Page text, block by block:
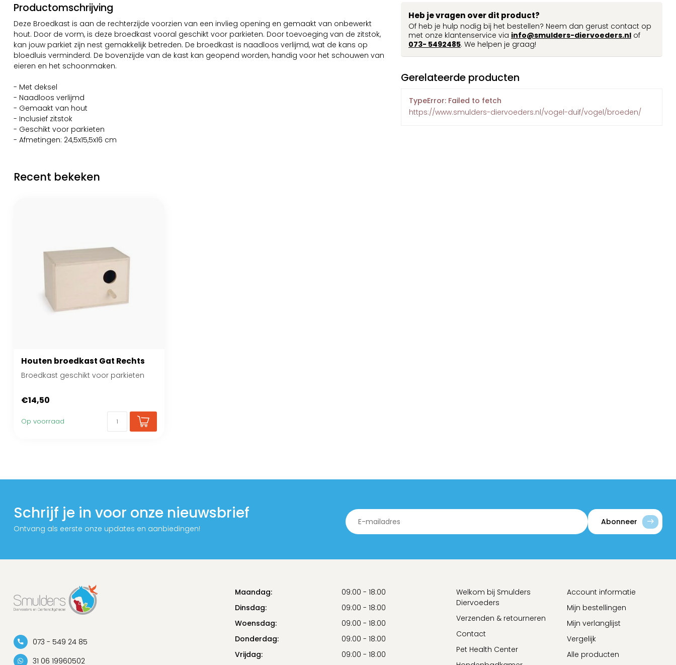
Productomschrijving
Deze Broedkast is aan de rechterzijde voorzien van een invlieg opening en gemaakt van onbewerkt
hout. Door de vorm, is deze broedkast vooral geschikt voor parkieten. Door toevoeging van de zitstok,
kan jouw parkiet zijn nest gemakkelijk betreden. De broedkast is naadloos verlijmd, wat de kans op
bloedluis verminderd. De bovenzijde van de kast kan geopend worden, handig voor het schouwen van
eieren en het schoonmaken.
- Met deksel
- Naadloos verlijmd
- Gemaakt van hout
- Inclusief zitstok
- Geschikt voor parkieten
- Afmetingen: 24,5x15,5x16 cm
Heb je vragen over dit product?
Of heb je hulp nodig bij het bestellen? Neem dan gerust contact op
met onze klantenservice via info@smulders-diervoeders.nl of
073- 5492485. We helpen je graag!
Gerelateerde producten
TypeError: Failed to fetch
https://www.smulders-diervoeders.nl/vogel-duif/vogel/broeden/
Recent bekeken
Houten broedkast Gat Rechts
Broedkast geschikt voor parkieten
€14,50
Op voorraad
Schrijf je in voor onze nieuwsbrief
Ontvang als eerste onze updates en aanbiedingen!
Abonneer
073 - 549 24 85
31 06 19960502
Maandag:
09:00 - 18:00
Dinsdag:
09:00 - 18:00
Woensdag:
09:00 - 18:00
Donderdag:
09:00 - 18:00
Vrijdag:
09:00 - 18:00
Welkom bij Smulders
Diervoeders
Verzenden & retourneren
Contact
Pet Health Center
Account informatie
Mijn bestellingen
Mijn verlanglijst
Vergelijk
Alle producten